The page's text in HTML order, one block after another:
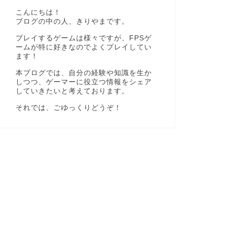
こんにちは！
ブログの中の人、きりやまです。
プレイするゲームは様々ですが、FPSゲ
ームが特に好きなのでよくプレイしてい
ます！
本ブログでは、自分の経験や知識を生か
しつつ、ゲーマーに役立つ情報をシェア
していきたいと考えております。
それでは、ごゆっくりどうぞ！